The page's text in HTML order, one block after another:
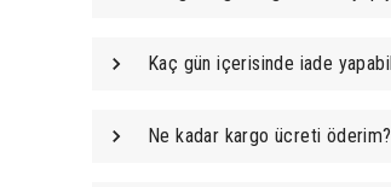
Kaç gün içerisinde iade
Ne kadar kargo ücreti öderim?